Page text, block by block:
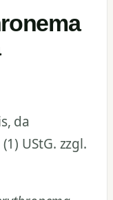
da
UStG. zzgl.